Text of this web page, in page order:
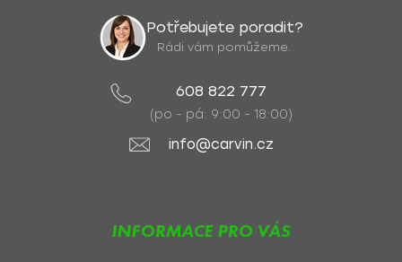
Potřebujete poradit?
Rádi vám pomůžeme.
608 822 777
(po - pá: 9:00 - 18:00)
info@carvin.cz
INFORMACE PRO VÁS